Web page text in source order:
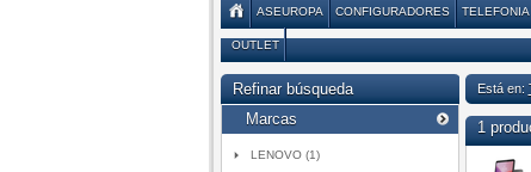
ASEUROPA CONFIGURADORES TELEFONIA
OUTLET
Refinar búsqueda
Marcas
LENOVO (1)
Está en:
1